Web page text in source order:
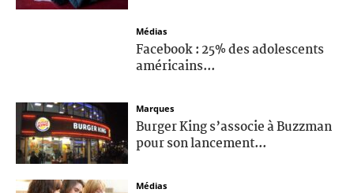
Médias
Facebook : 25% des adolescents
américains...
Marques
Burger King s’associe à Buzzman
pour son lancement...
Médias